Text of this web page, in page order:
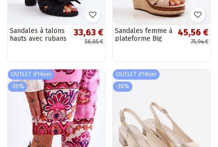
Sandales à talons
hauts avec rubans
33,63 €
56,05 €
Sandales femme à
plateforme Big
45,56 €
75,94 €
OUTLET d'Hiver
-30%
OUTLET d'Hiver
-30%